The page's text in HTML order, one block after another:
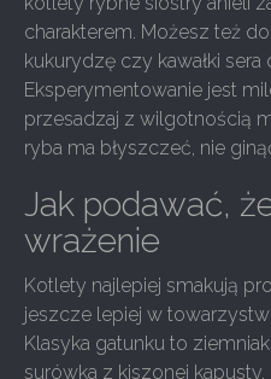
charakterem. Możesz też
kukurydzę czy kawałki
Eksperymentowanie jest
przesadzaj z wilgotnością
ryba ma błyszczeć, nie
Jak podawać,
wrażenie
Kotlety najlepiej smakują
jeszcze lepiej w
Klasyka gatunku to
surówka z kiszonej